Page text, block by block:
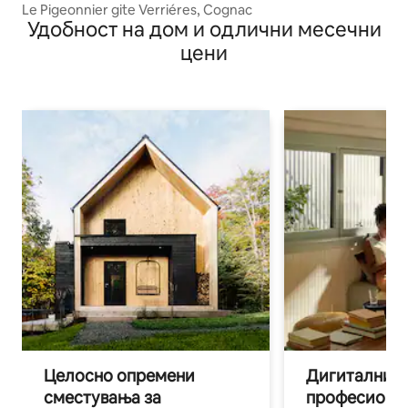
Le Pigeonnier gite Verriéres, Cognac
Удобност на дом и одлични месечни
цени
Целосно опремени
сместувања за
Дигитални